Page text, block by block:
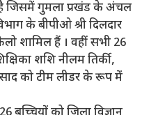
है जिसमें गुमला प्रखंड के अंचल
के बीपीओ श्री दिलदार
शामिल हैं । वहीं सभी 26
शशि नीलम तिर्की,
को टीम लीडर के रूप में